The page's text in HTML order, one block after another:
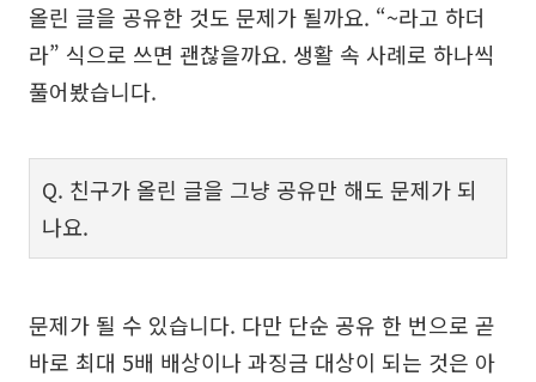
올린 글을 공유한 것도 문제가 될까요. “~라고 하더
라” 식으로 쓰면 괜찮을까요. 생활 속 사례로 하나씩
풀어봤습니다.
Q. 친구가 올린 글을 그냥 공유만 해도 문제가 되
나요.
문제가 될 수 있습니다. 다만 단순 공유 한 번으로 곧
바로 최대 5배 배상이나 과징금 대상이 되는 것은 아